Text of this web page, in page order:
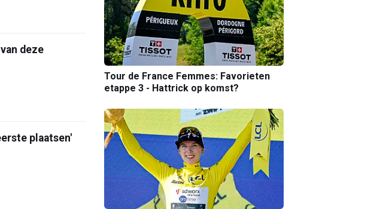
deze
plaatsen'
Tour de France Femmes: Favorieten
etappe 3 - Hattrick op komst?